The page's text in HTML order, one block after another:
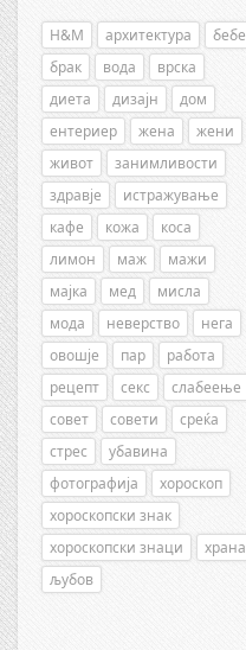
H&M архитектура
бебе
брак
вода
врска
диета
дизајн
дом
ентериер
жена
жени
живот
занимливости
здравје
истражување
кафе
кожа
коса
лимон
маж
мажи
мајка
мед
мисла
мода
неверство
нега
овошје
пар
работа
рецепт
секс
слабеење
совет
совети
среќа
стрес
убавина
фотографија
хороскоп
хороскопски знак
хороскопски знаци
храна
љубов